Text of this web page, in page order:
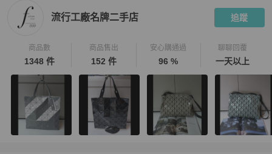
流行工廠名牌二手店 追蹤
商品數
1348 件
商品售出
152 件
安心購通過
96 %
聊聊回覆
一天以上